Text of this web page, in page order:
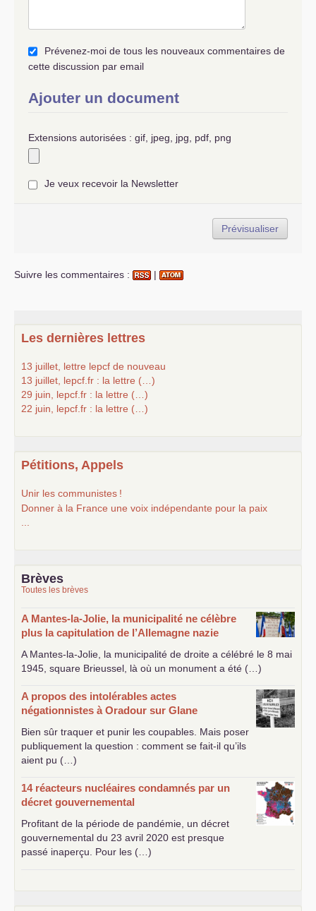
Prévenez-moi de tous les nouveaux commentaires de
cette discussion par email
Ajouter un document
Extensions autorisées : gif, jpeg, jpg, pdf, png
Je veux recevoir la Newsletter
Suivre les commentaires : |
Les dernières lettres
13 juillet, lettre lepcf de nouveau
13 juillet, lepcf.fr : la lettre (…)
29 juin, lepcf.fr : la lettre (…)
22 juin, lepcf.fr : la lettre (…)
Pétitions, Appels
Unir les communistes !
Donner à la France une voix indépendante pour la paix
Brèves
Toutes les brèves
A Mantes-la-Jolie, la municipalité ne célèbre
plus la capitulation de l’Allemagne nazie
A Mantes-la-Jolie, la municipalité de droite a célébré le 8 mai
1945, square Brieussel, là où un monument a été (…)
A propos des intolérables actes
négationnistes à Oradour sur Glane
Bien sûr traquer et punir les coupables. Mais poser
publiquement la question : comment se fait-il qu’ils
aient pu (…)
14 réacteurs nucléaires condamnés par un
décret gouvernemental
Profitant de la période de pandémie, un décret
gouvernemental du 23 avril 2020 est presque
passé inaperçu. Pour les (…)